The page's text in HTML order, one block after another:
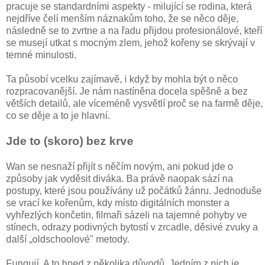
pracuje se standardními aspekty - milující se rodina, která
nejdříve čelí menším náznakům toho, že se něco děje,
následně se to zvrtne a na řadu přijdou profesionálové, kteří
se musejí utkat s mocným zlem, jehož kořeny se skrývají v
temné minulosti.
Ta působí vcelku zajímavě, i když by mohla být o něco
rozpracovanější. Je nám nastíněna docela spěšně a bez
větších detailů, ale víceméně vysvětlí proč se na farmě děje,
co se děje a to je hlavní.
Jde to (skoro) bez krve
Wan se nesnaží přijít s něčím novým, ani pokud jde o
způsoby jak vyděsit diváka. Ba právě naopak sází na
postupy, které jsou používány už počátků žánru. Jednoduše
se vrací ke kořenům, kdy místo digitálních monster a
vyhřezlých končetin, filmaři sázeli na tajemné pohyby ve
stínech, odrazy podivných bytostí v zrcadle, děsivé zvuky a
další „oldschoolové" metody.